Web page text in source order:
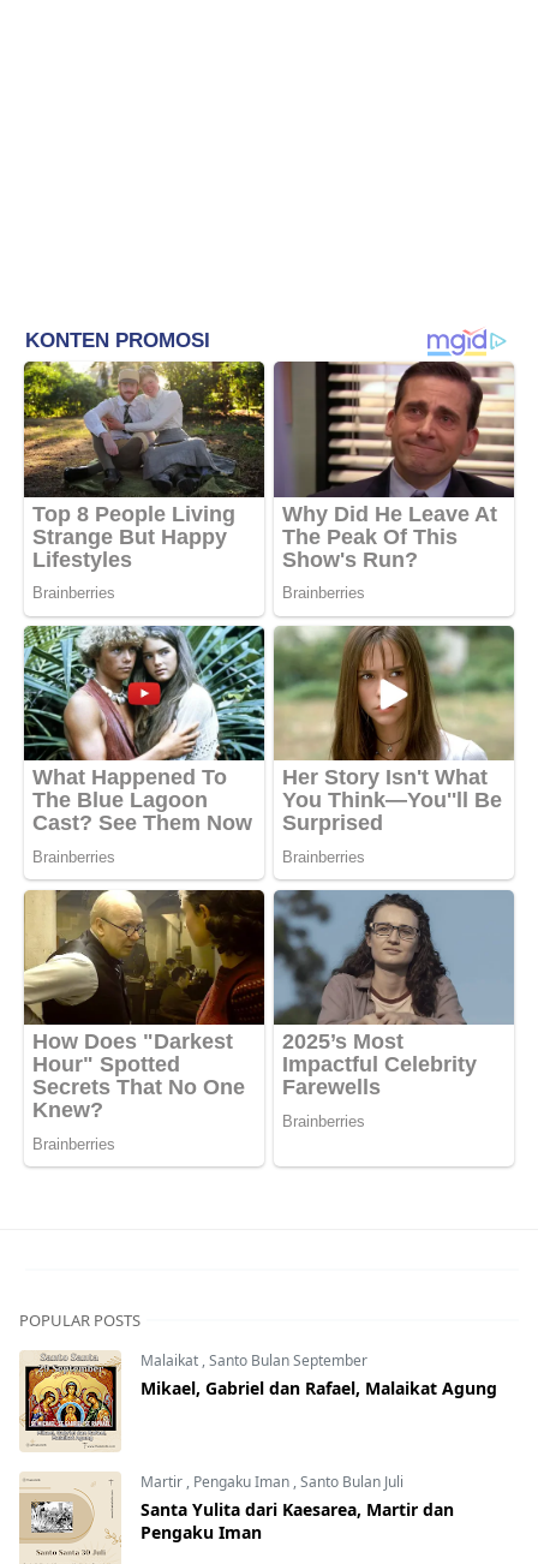
POPULAR POSTS
Malaikat ,Santo Bulan September
Mikael, Gabriel dan Rafael, Malaikat Agung
Martir , Pengaku Iman ,Santo Bulan Juli
Santa Yulita dari Kaesarea, Martir dan
Pengaku Iman